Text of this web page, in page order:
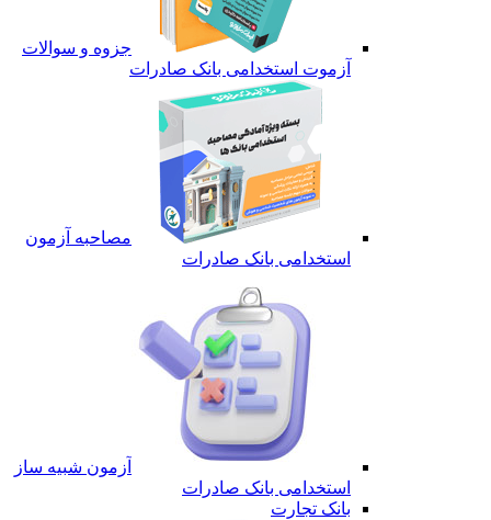
جزوه و سوالات
آزموت استخدامی بانک صادرات
مصاحبه آزمون
استخدامی بانک صادرات
آزمون شبیه ساز
استخدامی بانک صادرات
بانک تجارت